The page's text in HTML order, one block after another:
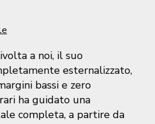
a noi, il suo
esternalizzato,
bassi e zero
ha guidato una
completa, a partire da